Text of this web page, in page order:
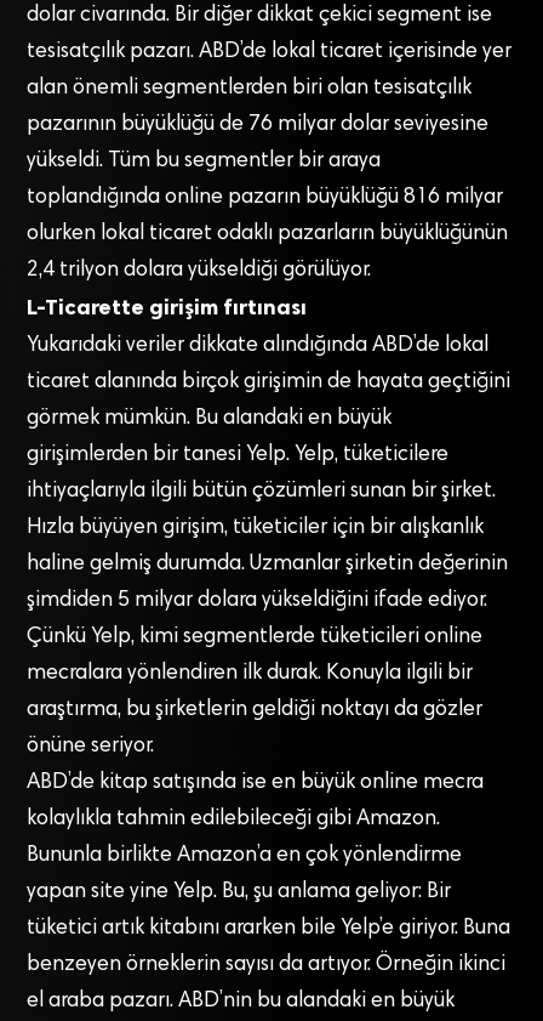
dolar civarında. Bir diğer dikkat çekici segment ise
tesisatçılık pazarı. ABD’de lokal ticaret içerisinde yer
alan önemli segmentlerden biri olan tesisatçılık
pazarının büyüklüğü de 76 milyar dolar seviyesine
yükseldi. Tüm bu segmentler bir araya
toplandığında online pazarın büyüklüğü 816 milyar
olurken lokal ticaret odaklı pazarların büyüklüğünün
2,4 trilyon dolara yükseldiği görülüyor.
L-Ticarette girişim fırtınası
Yukarıdaki veriler dikkate alındığında ABD’de lokal
ticaret alanında birçok girişimin de hayata geçtiğini
görmek mümkün. Bu alandaki en büyük
girişimlerden bir tanesi Yelp. Yelp, tüketicilere
ihtiyaçlarıyla ilgili bütün çözümleri sunan bir şirket.
Hızla büyüyen girişim, tüketiciler için bir alışkanlık
haline gelmiş durumda. Uzmanlar şirketin değerinin
şimdiden 5 milyar dolara yükseldiğini ifade ediyor.
Çünkü Yelp, kimi segmentlerde tüketicileri online
mecralara yönlendiren ilk durak. Konuyla ilgili bir
araştırma, bu şirketlerin geldiği noktayı da gözler
önüne seriyor.
ABD’de kitap satışında ise en büyük online mecra
kolaylıkla tahmin edilebileceği gibi Amazon.
Bununla birlikte Amazon’a en çok yönlendirme
yapan site yine Yelp. Bu, şu anlama geliyor: Bir
tüketici artık kitabını ararken bile Yelp’e giriyor. Buna
benzeyen örneklerin sayısı da artıyor. Örneğin ikinci
el araba pazarı. ABD’nin bu alandaki en büyük